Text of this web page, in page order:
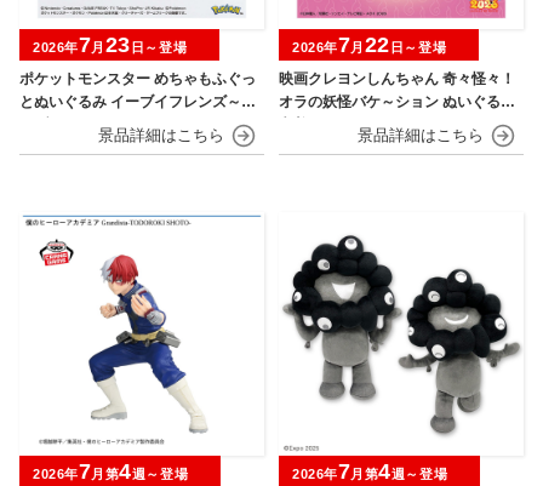
ポケットモンスター めちゃもふぐっ
とぬいぐるみ イーブイフレンズ～イ
ーブイ～おひるねver.
2026年7月 23 日～登場
映画クレヨンしんちゃん 奇々怪々！
オラの妖怪バケ～ション ぬいぐるみ
2026年7月 22 日～登場
2026年7月第4週～登場 2026年7月第4週～登場